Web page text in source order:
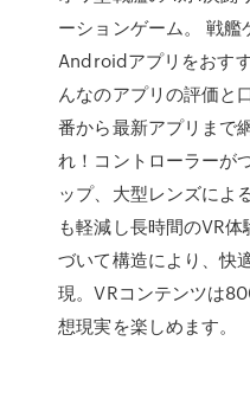
ーションゲーム。 戦
Androidアプリをおす
んなのアプリの評価と
番から最新アプリまで
れ！コントローラーが
ップ、大型レンズによ
も軽減し長時間のVR
づいて構造により、快
現。VRコンテンツは
想現実を楽しめます。